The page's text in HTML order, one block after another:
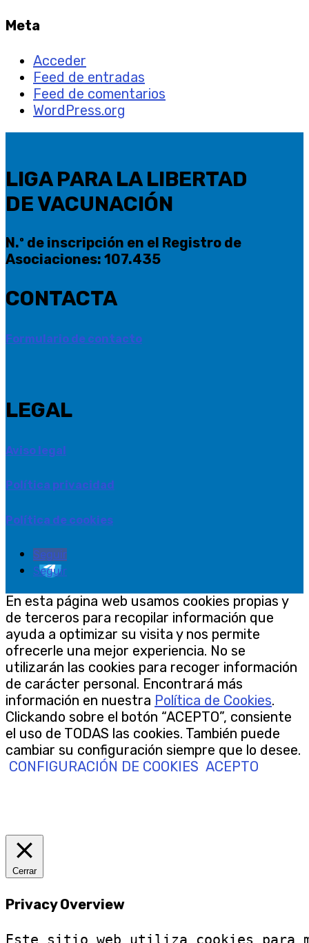
Meta
Acceder
Feed de entradas
Feed de comentarios
WordPress.org
LIGA PARA LA LIBERTAD
DE VACUNACIÓN
N.º de inscripción en el Registro de
Asociaciones: 107.435
CONTACTA
Formulario de contacto
LEGAL
Aviso legal
Política privacidad
Política de cookies
Seguir
Seguir
En esta página web usamos cookies propias y
de terceros para recopilar información que
ayuda a optimizar su visita y nos permite
ofrecerle una mejor experiencia. No se
utilizarán las cookies para recoger información
de carácter personal. Encontrará más
información en nuestra Política de Cookies.
Clickando sobre el botón “ACEPTO”, consiente
el uso de TODAS las cookies. También puede
cambiar su configuración siempre que lo desee.
CONFIGURACIÓN DE COOKIES ACEPTO
Cerrar
Privacy Overview
Este sitio web utiliza cookies para